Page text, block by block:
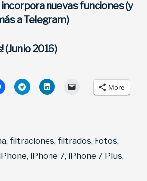
nuevas funciones (y
a Telegram)
(Junio 2016)
More
, filtraciones, filtrados, Fotos,
iPhone, iPhone 7, iPhone 7 Plus,